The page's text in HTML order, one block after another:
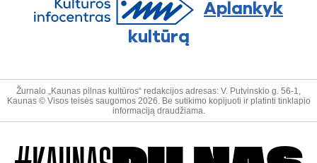
Aplankyk
kultūrą
Žurnalo „Kaunas pilnas kultūros“ redakcijos adresas: V. Putvinskio g. 56-1,
Kaunas © Visos teisės saugomos 2026. Be sutikimo kopijuoti ir platinti tinklapio
informaciją draudžiama.